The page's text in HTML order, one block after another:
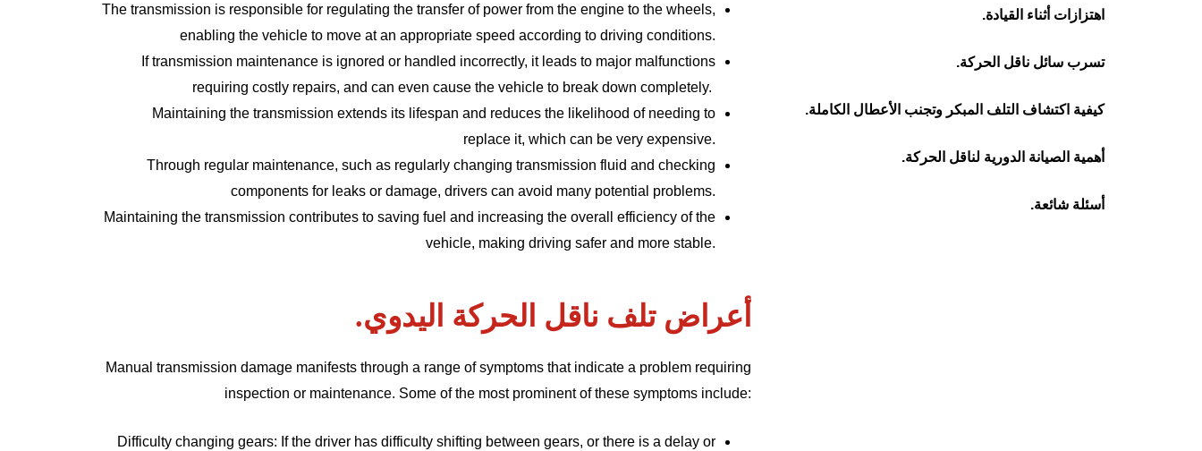
اهتزازات أثناء القيادة.
تسرب سائل ناقل الحركة.
كيفية اكتشاف التلف المبكر وتجنب الأعطال الكاملة.
أهمية الصيانة الدورية لناقل الحركة.
أسئلة شائعة.
The transmission is responsible for regulating the transfer of power from the engine to the wheels,
enabling the vehicle to move at an appropriate speed according to driving conditions.
If transmission maintenance is ignored or handled incorrectly, it leads to major malfunctions
requiring costly repairs, and can even cause the vehicle to break down completely.
Maintaining the transmission extends its lifespan and reduces the likelihood of needing to
replace it, which can be very expensive.
Through regular maintenance, such as regularly changing transmission fluid and checking
components for leaks or damage, drivers can avoid many potential problems.
Maintaining the transmission contributes to saving fuel and increasing the overall efficiency of the
vehicle, making driving safer and more stable.
أعراض تلف ناقل الحركة اليدوي.
Manual transmission damage manifests through a range of symptoms that indicate a problem requiring
inspection or maintenance. Some of the most prominent of these symptoms include:
Difficulty changing gears: If the driver has difficulty shifting between gears, or there is a delay or